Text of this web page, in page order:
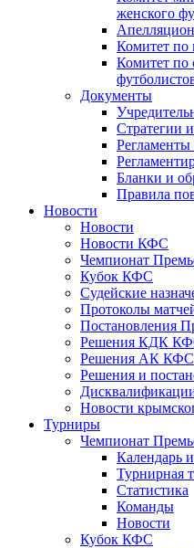
женского
Комитет по
Комитет по
Документы
Стратегии
Бланки и
Правила
Новости
Новости
Новости КФС
Чемпионат
Кубок КФС
Судейские
Протоколы
Постановления
Решения КДК
Решения АК КФС
Решения и
Новости
Турниры
Чемпионат
Календарь
Турнирная
Статистика
Команды
Новости
Кубок КФС